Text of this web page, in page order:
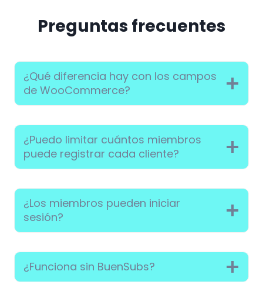
Preguntas frecuentes
¿Qué diferencia hay con los campos
de WooCommerce?
¿Puedo limitar cuántos miembros
puede registrar cada cliente?
¿Los miembros pueden iniciar
sesión?
¿Funciona sin BuenSubs?